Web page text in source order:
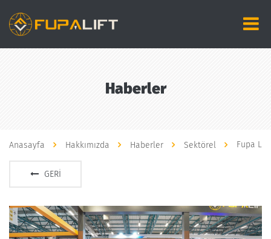
Haberler
Anasayfa Hakkımızda Haberler Sektörel Fupa Lift
GERI